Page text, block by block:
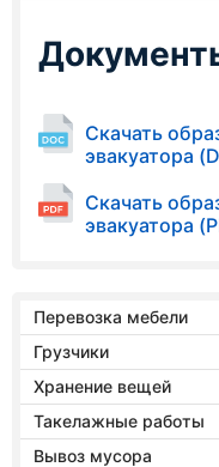
Скачать
эвакуатора
Скачать
эвакуатора
Перевозка мебели
Грузчики
Хранение вещей
Такелажные работы
Вывоз мусора